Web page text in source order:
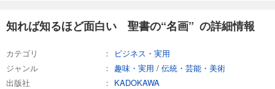
知れば知るほど面白い 聖書の“名画” の詳細情報
カテゴリ
ビジネス・実用
ジャンル
趣味・実用 / 伝統・芸能・美術
出版社
KADOKAWA